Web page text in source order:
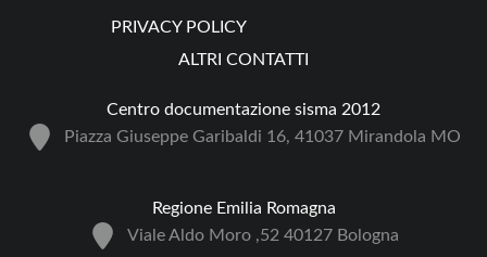
PRIVACY POLICY
ALTRI CONTATTI
Centro documentazione sisma 2012
Piazza Giuseppe Garibaldi 16, 41037 Mirandola MO
Regione Emilia Romagna
Viale Aldo Moro ,52 40127 Bologna